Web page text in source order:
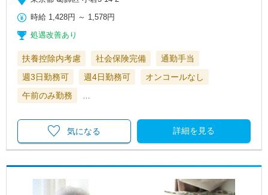
時給 1,428円 ～ 1,578円
処遇改善あり
扶養控除内考慮 社会保険完備
通勤手当
週3日勤務可
週4日勤務可
オンコールなし
午前のみ勤務
詳細を見る
気になる